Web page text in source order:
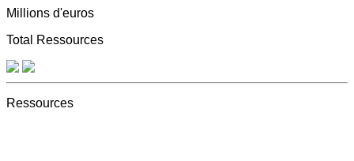
Millions d'euros
Total Ressources
Ressources